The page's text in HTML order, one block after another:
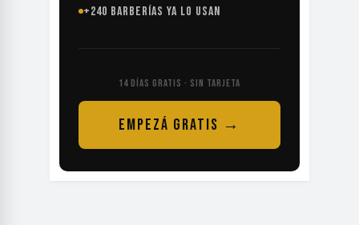
+240 BARBERÍAS YA LO USAN
14 DÍAS GRATIS · SIN TARJETA
EMPEZÁ GRATIS →